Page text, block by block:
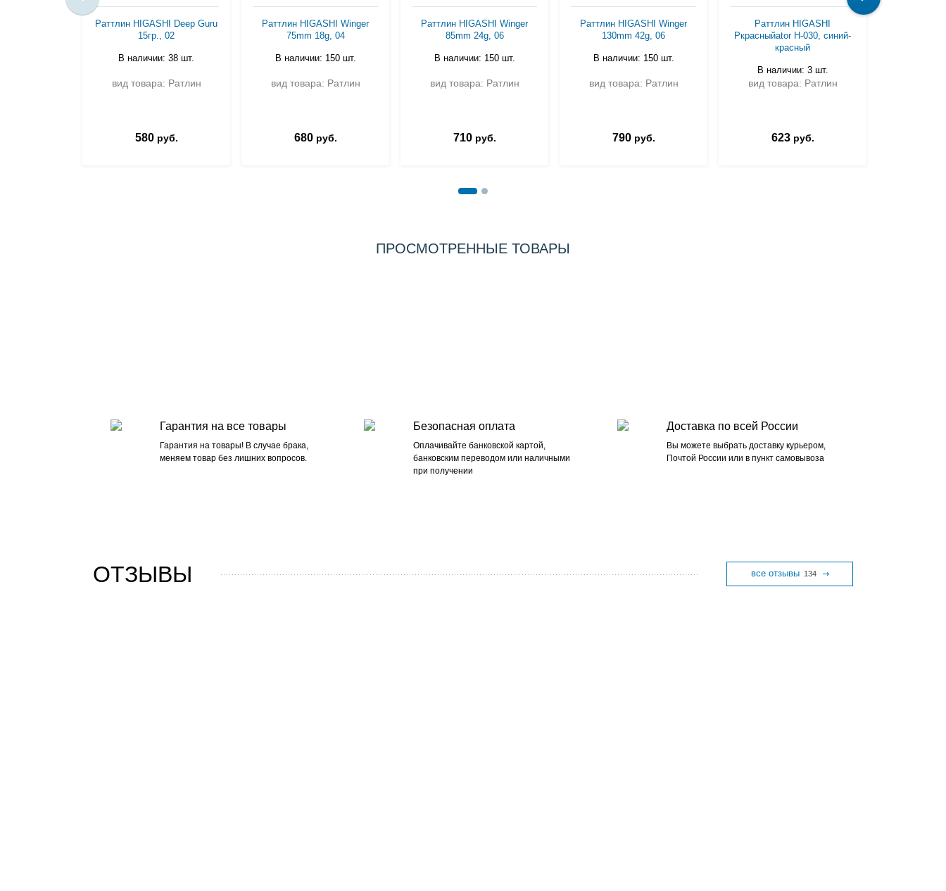
Раттлин HIGASHI Deep Guru
15гр., 02
В наличии: 38 шт.
вид товара: Ратлин
580руб.
Раттлин HIGASHI Winger
75mm 18g, 04
В наличии: 150 шт.
вид товара: Ратлин
680руб.
Раттлин HIGASHI Winger
85mm 24g, 06
В наличии: 150 шт.
вид товара: Ратлин
710руб.
Раттлин HIGASHI Winger
130mm 42g, 06
В наличии: 150 шт.
вид товара: Ратлин
790руб.
Раттлин HIGASHI
Pкрасныйator H-030, синий-
красный
В наличии: 3 шт.
вид товара: Ратлин
623руб.
ПРОСМОТРЕННЫЕ ТОВАРЫ
Гарантия на все товары
Гарантия на товары! В случае брака,
меняем товар без лишних вопросов.
Безопасная оплата
Оплачивайте банковской картой,
банковским переводом или наличными
при получении
Доставка по всей России
Вы можете выбрать доставку курьером,
Почтой России или в пункт самовывоза
ОТЗЫВЫ все отзывы 134